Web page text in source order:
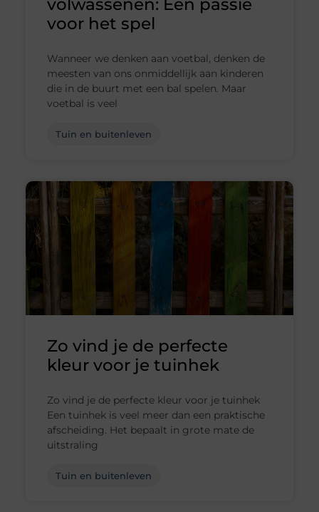
volwassenen: Een passie
voor het spel
Wanneer we denken aan voetbal, denken de
meesten van ons onmiddellijk aan kinderen
die in de buurt met een bal spelen. Maar
voetbal is veel
Tuin en buitenleven
Zo vind je de perfecte
kleur voor je tuinhek
Zo vind je de perfecte kleur voor je tuinhek
Een tuinhek is veel meer dan een praktische
afscheiding. Het bepaalt in grote mate de
uitstraling
Tuin en buitenleven